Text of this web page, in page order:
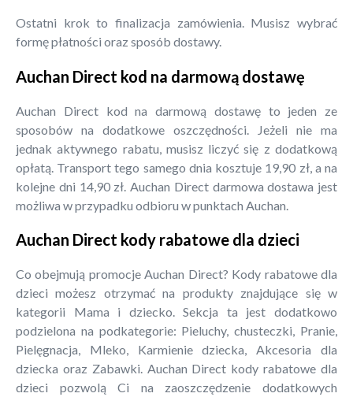
Ostatni krok to finalizacja zamówienia. Musisz wybrać
formę płatności oraz sposób dostawy.
Auchan Direct kod na darmową dostawę
Auchan Direct kod na darmową dostawę to jeden ze
sposobów na dodatkowe oszczędności. Jeżeli nie ma
jednak aktywnego rabatu, musisz liczyć się z dodatkową
opłatą. Transport tego samego dnia kosztuje 19,90 zł, a na
kolejne dni 14,90 zł. Auchan Direct darmowa dostawa jest
możliwa w przypadku odbioru w punktach Auchan.
Auchan Direct kody rabatowe dla dzieci
Co obejmują promocje Auchan Direct? Kody rabatowe dla
dzieci możesz otrzymać na produkty znajdujące się w
kategorii Mama i dziecko. Sekcja ta jest dodatkowo
podzielona na podkategorie: Pieluchy, chusteczki, Pranie,
Pielęgnacja, Mleko, Karmienie dziecka, Akcesoria dla
dziecka oraz Zabawki. Auchan Direct kody rabatowe dla
dzieci pozwolą Ci na zaoszczędzenie dodatkowych